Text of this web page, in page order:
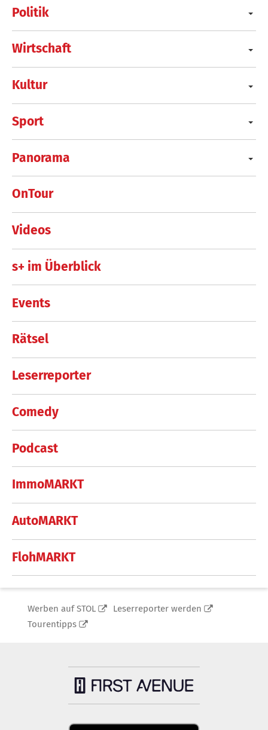
Politik
Wirtschaft
Kultur
Sport
Panorama
OnTour
Videos
s+ im Überblick
Events
Rätsel
Leserreporter
Comedy
Podcast
ImmoMARKT
AutoMARKT
FlohMARKT
Werben auf STOL
Leserreporter werden
Tourentipps